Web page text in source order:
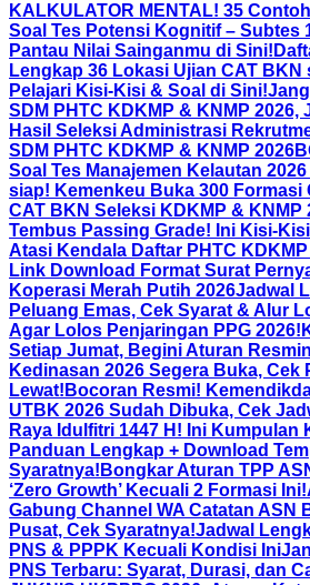
KALKULATOR MENTAL! 35
Soal Tes Potensi Kognitif – Subtes
Pantau Nilai Sainganmu di Sini!
Lengkap 36 Lokasi Ujian CAT
Pelajari Kisi-Kisi & Soal di Sini!
SDM PHTC KDKMP & KNMP 2026,
Hasil Seleksi Administrasi
SDM PHTC KDKMP & KNMP 2026
Soal Tes Manajemen Kelautan
siap! Kemenkeu Buka 300 Formasi
CAT BKN Seleksi KDKMP &
Tembus Passing Grade! Ini Kisi-
Atasi Kendala Daftar PHTC KDKMP
Link Download Format Surat
Koperasi Merah Putih 2026Jadwal
Peluang Emas, Cek Syarat & Alur
Agar Lolos Penjaringan PPG 2026!
Setiap Jumat, Begini Aturan
Kedinasan 2026 Segera Buka,
Lewat! Bocoran Resmi!
UTBK 2026 Sudah Dibuka, Cek
Raya Idulfitri 1447 H! Ini Kumpulan
Panduan Lengkap + Download
Syaratnya! Bongkar Aturan TPP
‘Zero Growth’ Kecuali 2 Formasi Ini!
Gabung Channel WA Catatan ASN
Pusat, Cek Syaratnya!Jadwal
PNS & PPPK Kecuali Kondisi Ini
PNS Terbaru: Syarat, Durasi, dan